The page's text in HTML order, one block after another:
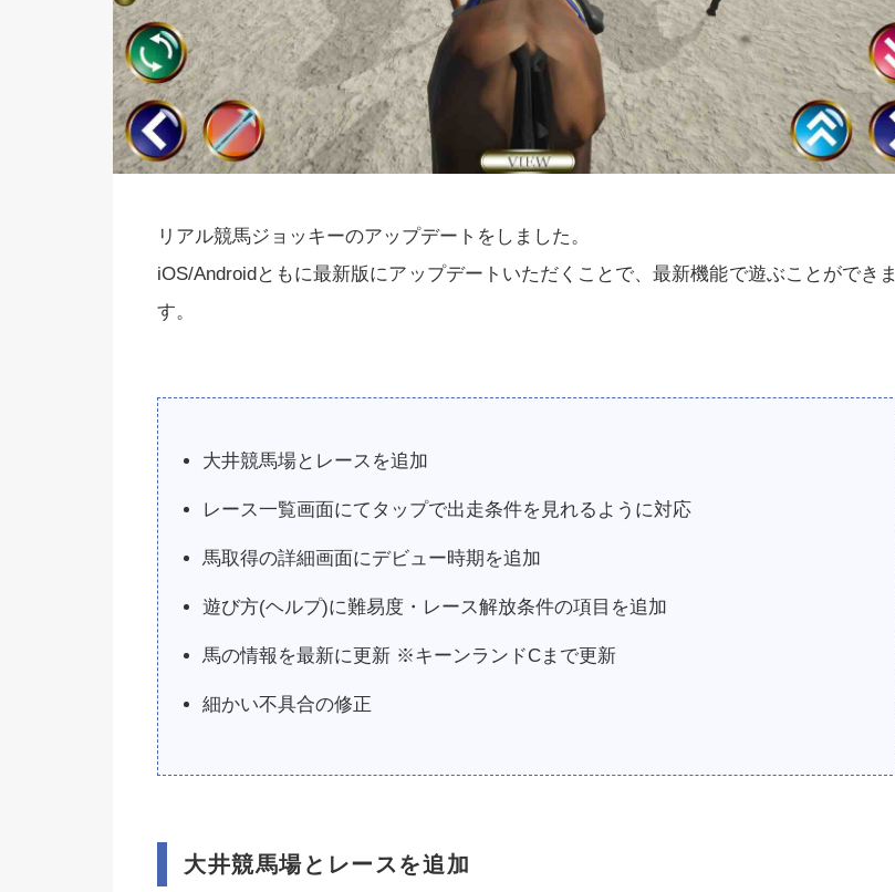
リアル競馬ジョッキーのアップデートをしました。
iOS/Androidともに最新版にアップデートいただくことで、最新機能で遊ぶことができま
す。
大井競馬場とレースを追加
レース一覧画面にてタップで出走条件を見れるように対応
馬取得の詳細画面にデビュー時期を追加
遊び方(ヘルプ)に難易度・レース解放条件の項目を追加
馬の情報を最新に更新 ※キーンランドCまで更新
細かい不具合の修正
大井競馬場とレースを追加